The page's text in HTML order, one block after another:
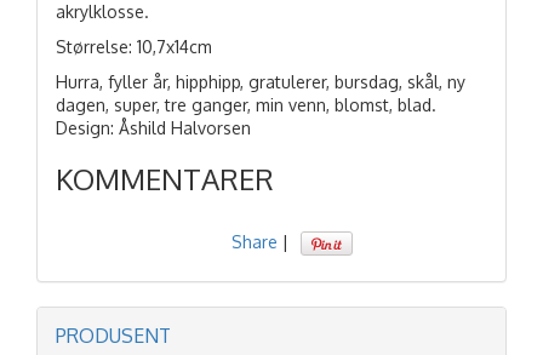
akrylklosse.
Størrelse: 10,7x14cm
Hurra, fyller år, hipphipp, gratulerer, bursdag, skål, ny
dagen, super, tre ganger, min venn, blomst, blad.
Design: Åshild Halvorsen
KOMMENTARER
Share |
PRODUSENT